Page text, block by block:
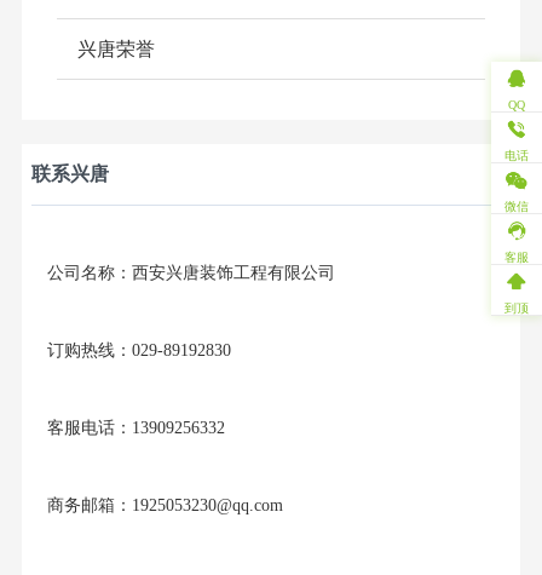
兴唐荣誉
联系兴唐
公司名称：西安兴唐装饰工程有限公司
订购热线：029-89192830
客服电话：13909256332
商务邮箱：1925053230@qq.com
QQ
电话
微信
客服
到顶